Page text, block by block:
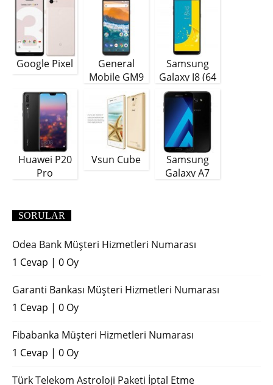
Google Pixel
General
Mobile GM9
Samsung
Galaxy J8 (64
GB)
Huawei P20
Pro
Vsun Cube
Samsung
Galaxy A7
SORULAR
Odea Bank Müşteri Hizmetleri Numarası
1 Cevap | 0 Oy
Garanti Bankası Müşteri Hizmetleri Numarası
1 Cevap | 0 Oy
Fibabanka Müşteri Hizmetleri Numarası
1 Cevap | 0 Oy
Türk Telekom Astroloji Paketi İptal Etme